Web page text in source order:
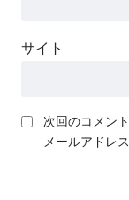
サイト
次回のコメン
メールアドレ